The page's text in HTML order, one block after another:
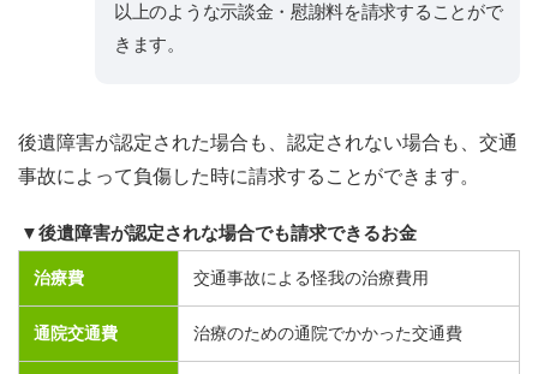
以上のような示談金・慰謝料を請求することがで
きます。
後遺障害が認定された場合も、認定されない場合も、交通
事故によって負傷した時に請求することができます。
▼後遺障害が認定されな場合でも請求できるお金
治療費 交通事故による怪我の治療費用
通院交通費 治療のための通院でかかった交通費